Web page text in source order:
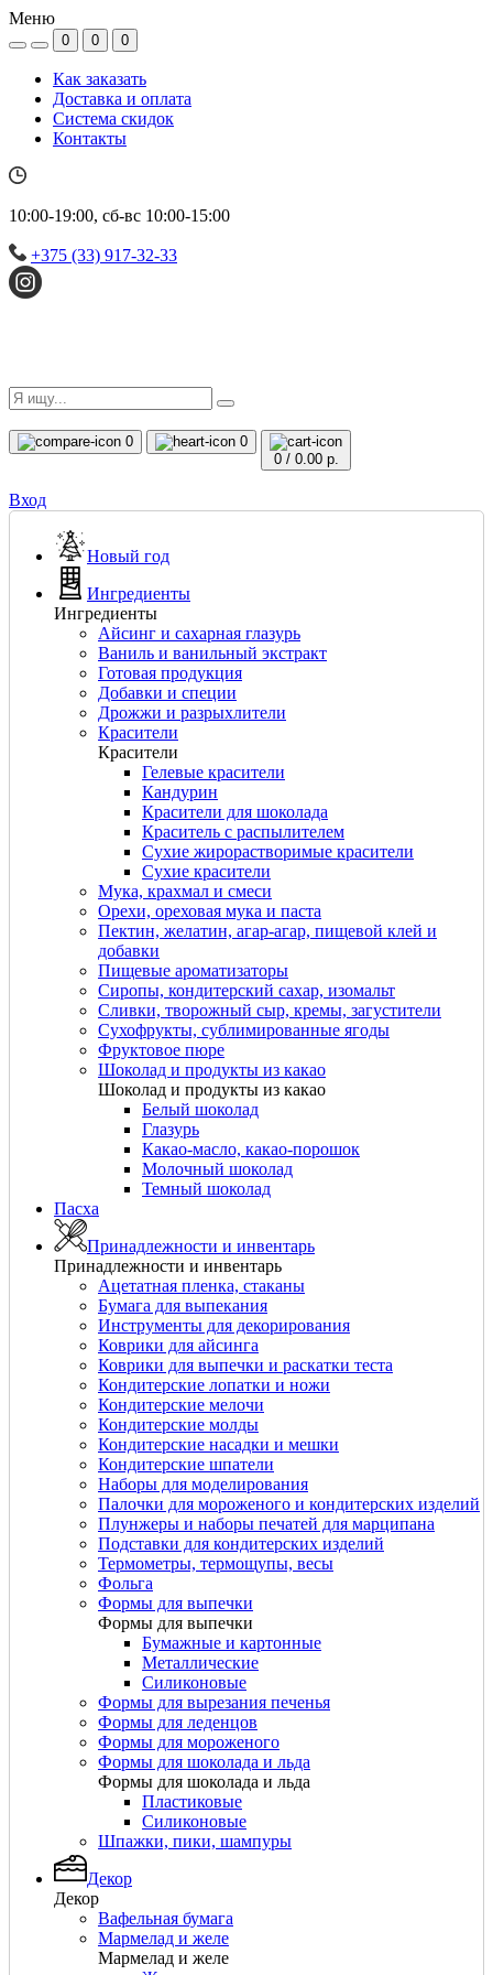
Меню
0 0 0
Как заказать
Доставка и оплата
Система скидок
Контакты
10:00-19:00, сб-вс 10:00-15:00
+375 (33) 917-32-33
0
0
0/ 0.00 р.
Вход
Новый год
Ингредиенты
Ингредиенты
Айсинг и сахарная глазурь
Ваниль и ванильный экстракт
Готовая продукция
Добавки и специи
Дрожжи и разрыхлители
Красители
Красители
Гелевые красители
Кандурин
Красители для шоколада
Краситель с распылителем
Сухие жирорастворимые красители
Сухие красители
Мука, крахмал и смеси
Орехи, ореховая мука и паста
Пектин, желатин, агар-агар, пищевой клей и
добавки
Пищевые ароматизаторы
Сиропы, кондитерский сахар, изомальт
Сливки, творожный сыр, кремы, загустители
Сухофрукты, сублимированные ягоды
Фруктовое пюре
Шоколад и продукты из какао
Шоколад и продукты из какао
Белый шоколад
Глазурь
Какао-масло, какао-порошок
Молочный шоколад
Темный шоколад
Пасха
Принадлежности и инвентарь
Принадлежности и инвентарь
Ацетатная пленка, стаканы
Бумага для выпекания
Инструменты для декорирования
Коврики для айсинга
Коврики для выпечки и раскатки теста
Кондитерские лопатки и ножи
Кондитерские мелочи
Кондитерские молды
Кондитерские насадки и мешки
Кондитерские шпатели
Наборы для моделирования
Палочки для мороженого и кондитерских изделий
Плунжеры и наборы печатей для марципана
Подставки для кондитерских изделий
Термометры, термощупы, весы
Фольга
Формы для выпечки
Формы для выпечки
Бумажные и картонные
Металлические
Силиконовые
Формы для вырезания печенья
Формы для леденцов
Формы для мороженого
Формы для шоколада и льда
Формы для шоколада и льда
Пластиковые
Силиконовые
Шпажки, пики, шампуры
Декор
Декор
Вафельная бумага
Мармелад и желе
Мармелад и желе